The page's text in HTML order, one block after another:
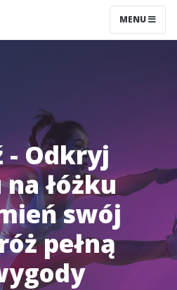
MENU
- Odkryj
łóżku
swój
pełną